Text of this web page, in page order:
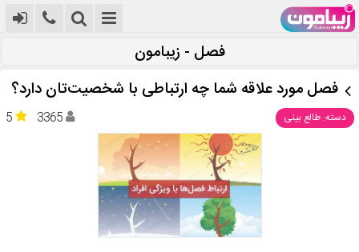
فصل - زیبامون
فصل مورد علاقه شما چه ارتباطی با شخصیت‌تان دارد؟
دسته: طالع بینی 5 3365